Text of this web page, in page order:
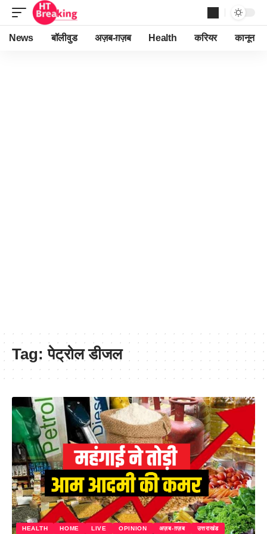
News बॉलीवुड अज़ब-ग़ज़ब Health करियर कानून
Tag:पेट्रोल डीजल
HEALTH HOME LIVE OPINION अज़ब-ग़ज़ब उत्तराखंड